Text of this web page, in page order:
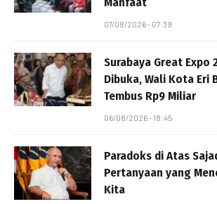
07/08/2026 - 07:39
Surabaya Great Expo
Dibuka, Wali Kota Eri
Tembus Rp9 Miliar
06/08/2026 - 18:45
Paradoks di Atas
Pertanyaan yang
Kita